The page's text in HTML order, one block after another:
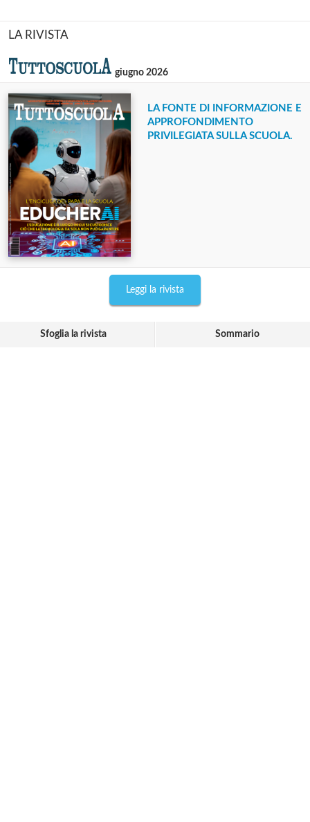
LA RIVISTA
giugno 2026
LA FONTE DI INFORMAZIONE E
APPROFONDIMENTO
PRIVILEGIATA SULLA SCUOLA.
Leggi la rivista
Sfoglia la rivista Sommario